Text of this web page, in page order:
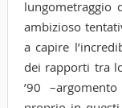
lungometraggio
ambizioso
a capire
dei rapporti tra
’90